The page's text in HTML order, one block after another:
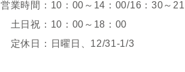
営業時間：10：00～14：00/16：30～
土日祝：10：00～18：00
定休日：日曜日、12/31-1/3